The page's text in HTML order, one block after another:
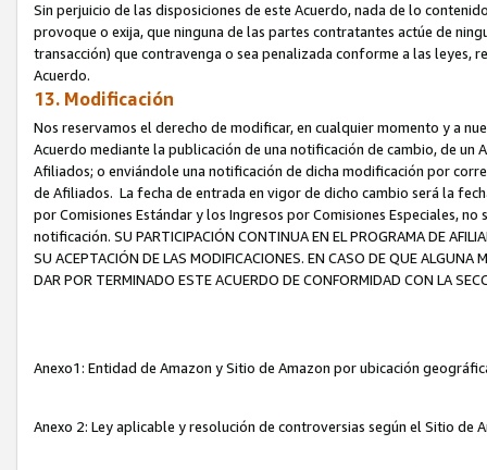
Sin perjuicio de las disposiciones de este Acuerdo, nada de lo
provoque o exija, que ninguna de las partes contratantes actúe de
transacción) que contravenga o sea penalizada conforme a las leyes,
Acuerdo.
13. Modificación
Nos reservamos el derecho de modificar, en cualquier momento y a
Acuerdo mediante la publicación de una notificación de cambio, de
Afiliados; o enviándole una notificación de dicha modificación por
de Afiliados. La fecha de entrada en vigor de dicho cambio será la
por Comisiones Estándar y los Ingresos por Comisiones Especiales,
notificación. SU PARTICIPACIÓN CONTINUA EN EL PROGRAMA DE
SU ACEPTACIÓN DE LAS MODIFICACIONES. EN CASO DE QUE ALGUNA
DAR POR TERMINADO ESTE ACUERDO DE CONFORMIDAD CON LA
Anexo1: Entidad de Amazon y Sitio de Amazon por ubicación
Anexo 2: Ley aplicable y resolución de controversias según el Sitio de